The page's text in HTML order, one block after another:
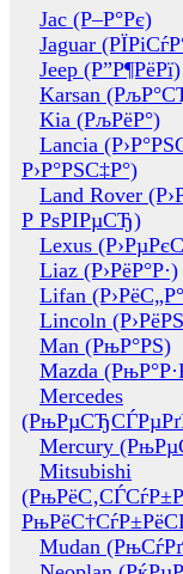
Jac (Р–Р°Рє)
Jaguar
Jeep (Р”Р¶РёРї)
Karsan
Kia (РљРёР°)
Lancia
Р›Р°РЅС‡Р°)
Land Rover
Р РѕРІРµСЂ)
Lexus
Liaz (Р›РёР°Р·)
Lifan
Lincoln
Man (РњР°РЅ)
Mazda
Mercedes
Mercury
Mitsubishi
Mudan